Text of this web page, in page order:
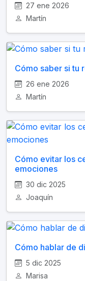
27 ene 2026
Martín
Cómo saber si tu
26 ene 2026
Martín
Cómo evitar los
emociones
30 dic 2025
Joaquín
Cómo hablar de
5 dic 2025
Marisa